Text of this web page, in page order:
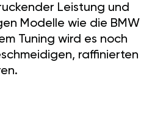
Leistung und
Modelle wie die BMW
Tuning wird es noch
raffinierten